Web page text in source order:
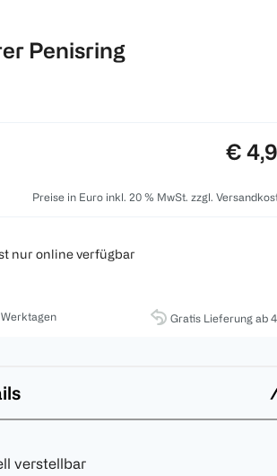
Penisring
€
Preise in Euro inkl. 20 % MwSt. zzgl.
nur online verfügbar
Gratis Lieferung ab
verstellbar